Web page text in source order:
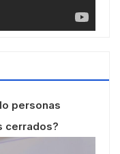
personas
cerrados?